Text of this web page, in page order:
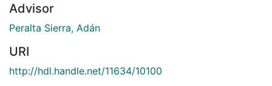
Advisor
Peralta Sierra, Adán
URI
http://hdl.handle.net/11634/10100